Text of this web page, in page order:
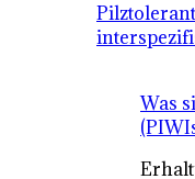
Was